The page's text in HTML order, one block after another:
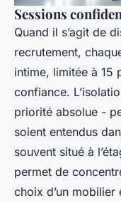
Sessions
Quand il s’agit de
recrutement,
intime, limitée à 15
confiance.
priorité absolue -
soient entendus
souvent situé à
permet de
choix d’un